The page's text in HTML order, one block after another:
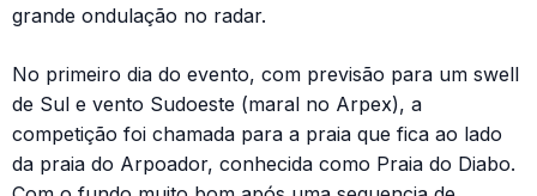
grande ondulação no radar.
No primeiro dia do evento, com previsão para um swell
de Sul e vento Sudoeste (maral no Arpex), a
competição foi chamada para a praia que fica ao lado
da praia do Arpoador, conhecida como Praia do Diabo.